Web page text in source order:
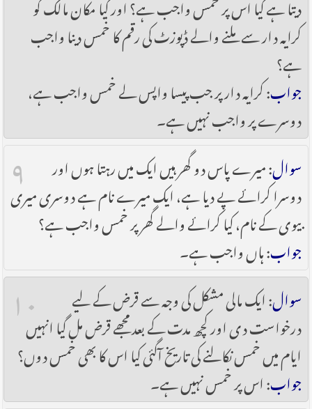
کرایہ دار سے ملنے والے ڈپوزٹ کی رقم کا خمس دینا واجب
ہے؟
جواب: کرایہ دار پر جب پیسا واپس لے خمس واجب ہے،
دوسرے پر واجب نہیں ہے۔
۹ سوال: میرے پاس دو گھر ہیں ایک میں رہتا ہوں اور
دوسرا کرائے پے دیا ہے، ایک میرے نام ہے دوسری میری
بیوی کے نام، کیا کرائے والے گھر پر خمس واجب ہے؟
جواب: ہاں واجب ہے۔
۱۰ سوال: ایک مالی مشکل کی وجہ سے قرض کے لیے
درخواست دی اور کچھ مدت کے بعد مجھے قرض مل گیا انہیں
ایام میں خمس نکالنے کی تاریخ آگئی کیا اس کا بھی خمس دوں؟
جواب: اس پر خمس نہیں ہے۔